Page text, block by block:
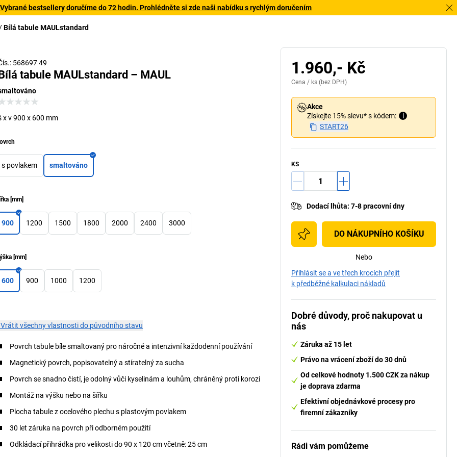
bestsellery doručíme do 72 hodin. Prohlédněte si zde naši nabídku s rychlým doručením
Bílá tabule MAULstandard
568697 49
tabule MAULstandard – MAUL
x v 900 x 600 mm
s povlakem smaltováno
[mm]
900 1200 1500 1800 2000 2400 3000
[mm]
600 900 1000 1200
Vrátit všechny vlastnosti do původního stavu
Povrch tabule bíle smaltovaný pro náročné a intenzivní každodenní používání
Magnetický povrch, popisovatelný a stíratelný za sucha
Povrch se snadno čistí, je odolný vůči kyselinám a louhům, chráněný proti korozi
Montáž na výšku nebo na šířku
Plocha tabule z ocelového plechu s plastovým povlakem
30 let záruka na povrch při odborném použití
Odkládací přihrádka pro velikosti do 90 x 120 cm včetně: 25 cm
1.960,- Kč
Cena / ks (bez DPH)
Akce
Získejte 15% slevu* s kódem:
i
START26
KS
Dodací lhůta: 7-8 pracovní dny
DO NÁKUPNÍHO KOŠÍKU
Nebo
Přihlásit se a ve třech krocích přejít
k předběžné kalkulaci nákladů
Dobré důvody, proč nakupovat u
nás
Záruka až 15 let
Právo na vrácení zboží do 30 dnů
Od celkové hodnoty 1.500 CZK za nákup
je doprava zdarma
Efektivní objednávkové procesy pro
firemní zákazníky
Rádi vám pomůžeme